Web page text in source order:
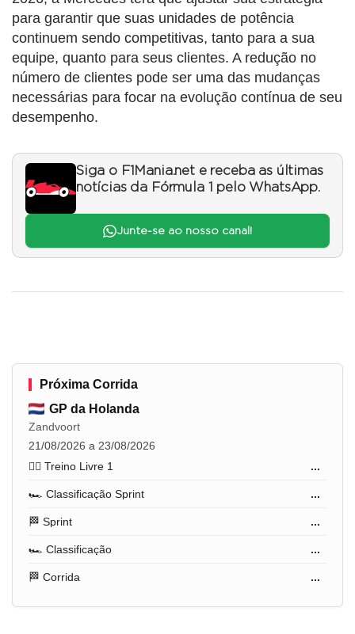
para garantir que suas unidades de potência
continuem sendo competitivas, tanto para a sua
equipe, quanto para seus clientes. A redução no
número de clientes pode ser uma das mudanças
necessárias para focar na evolução contínua de seu
desempenho.
Siga o F1Mania.net e receba as últimas
notícias da Fórmula 1 pelo WhatsApp.
Junte-se ao nosso canal!
Próxima Corrida
GP da Holanda
Zandvoort
21/08/2026 a 23/08/2026
🏋️‍♂️ Treino Livre 1
...
🏎️ Classificação Sprint ...
🏁 Sprint ...
🏎️ Classificação ...
🏁 Corrida ...